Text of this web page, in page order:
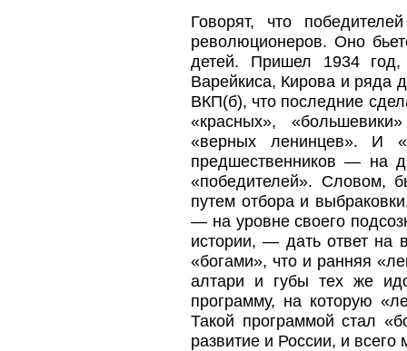
Говорят, что
революционеров. Оно
детей. Пришел 1934
Варейкиса, Кирова и ряда
ВКП(б), что последние
«красных»,
«верных ленинцев». И
предшественников — на
«победителей». Словом,
путем отбора и
— на уровне своего
истории, — дать ответ на
«богами», что и ранняя
алтари и губы тех же
программу, на которую
Такой программой стал
развитие и России, и